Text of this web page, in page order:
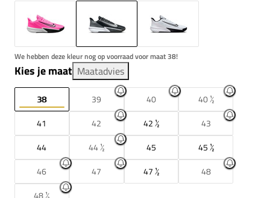
We hebben deze kleur nog op voorraad voor maat 38!
Kies je maat Maatadvies
38 39 40
40 ½
41
42 42 ½
43
44
44 ½ 45
45 ½
46
47 47 ½
48
48 ½